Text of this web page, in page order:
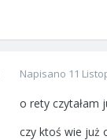
Napisano 11
o rety czytałam
czy ktoś wie już